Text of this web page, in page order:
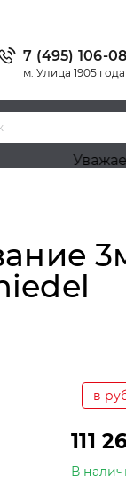
7 (495) 106-
м. Улица 1905 года
Уважаемые
в
111
В